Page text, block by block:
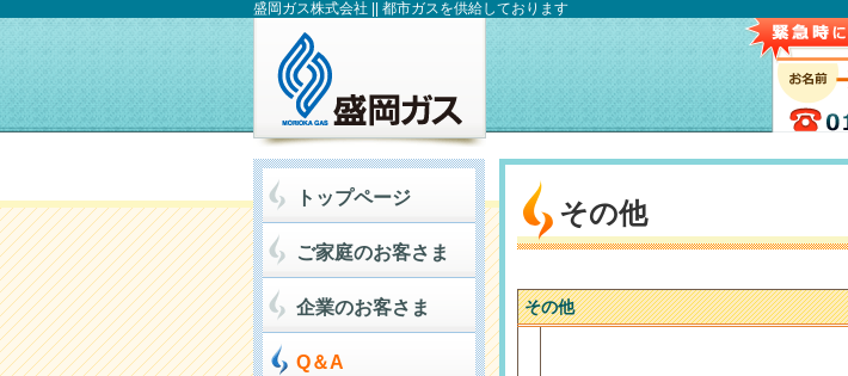
盛岡ガス株式会社 || 都市ガスを供給しております
トップページ
ご家庭のお客さま
企業のお客さま
Q＆A
その他
その他